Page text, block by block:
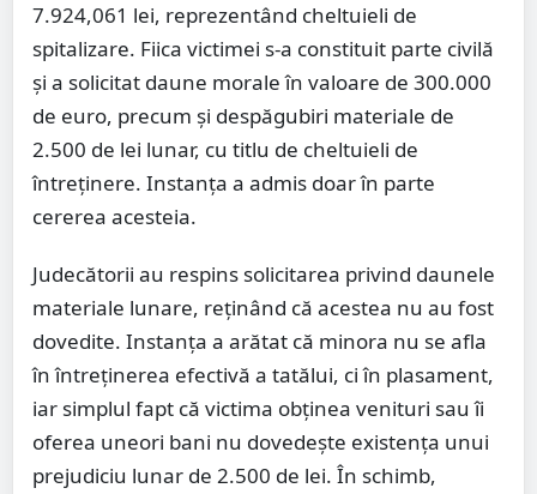
7.924,061 lei, reprezentând cheltuieli de
spitalizare. Fiica victimei s-a constituit parte civilă
și a solicitat daune morale în valoare de 300.000
de euro, precum și despăgubiri materiale de
2.500 de lei lunar, cu titlu de cheltuieli de
întreținere. Instanța a admis doar în parte
cererea acesteia.
Judecătorii au respins solicitarea privind daunele
materiale lunare, reținând că acestea nu au fost
dovedite. Instanța a arătat că minora nu se afla
în întreținerea efectivă a tatălui, ci în plasament,
iar simplul fapt că victima obținea venituri sau îi
oferea uneori bani nu dovedește existența unui
prejudiciu lunar de 2.500 de lei. În schimb,